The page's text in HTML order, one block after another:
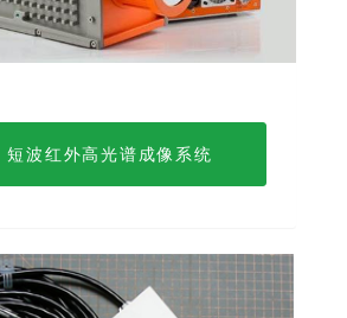
短波红外高光谱成像系统